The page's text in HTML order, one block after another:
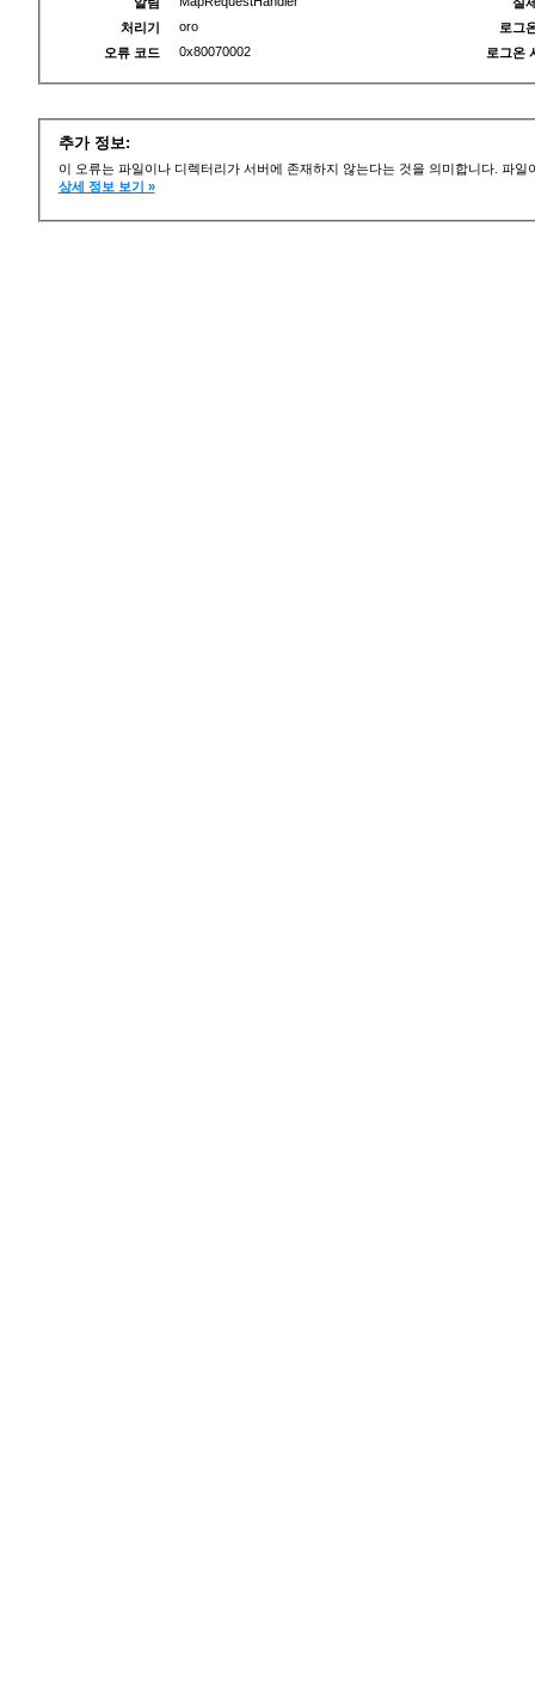
처리기
oro
오류 코드
0x80070002
로그
로그온
추가 정보:
이 오류는 파일이나 디렉터리가 서버에 존재하지 않는다는 것을 의미합니다. 파
상세 정보 보기 »